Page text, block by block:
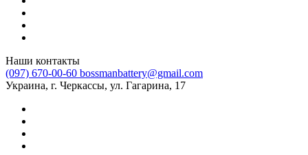
Наши контакты
(097) 670-00-60 bossmanbattery@gmail.com
Украина, г. Черкассы, ул. Гагарина, 17